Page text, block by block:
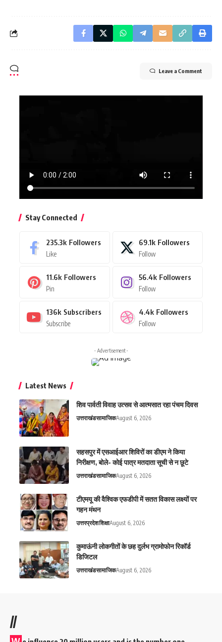
Leave a Comment
Stay Connected
235.3k Followers
Like
69.1k Followers
Follow
11.6k Followers
Pin
56.4k Followers
Follow
136k Subscribers
Subscribe
4.4k Followers
Follow
- Advertisement -
Latest News
शिव पार्वती विवाह उत्सव से आत्मसात रहा पंचम दिवस
उत्तराखंडसामाजिकAugust 6, 2026
सहसपुर में एसआईआर शिविरों का डीएम ने किया
निरीक्षण, बोले- कोई पात्र मतदाता सूची से न छूटे
उत्तराखंडसामाजिकAugust 6, 2026
टीएमयू की वैश्विक एफडीपी में सतत विकास लक्ष्यों पर
गहन मंथन
उत्तरप्रदेशशिक्षाAugust 6, 2026
कुमाऊंनी लोकगीतों के छह दुर्लभ ग्रामोफोन रिकॉर्ड
डिजिटल
उत्तराखंडसामाजिकAugust 6, 2026
//